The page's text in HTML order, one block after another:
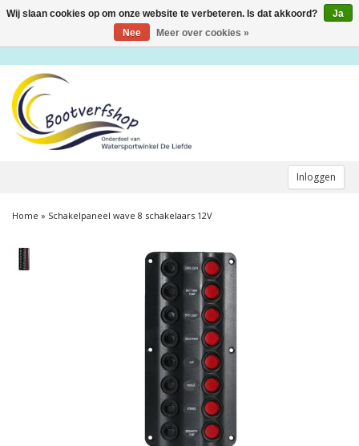
Inloggen
Toggle
Home » Schakelpaneel wave 8 schakelaars 12V
Wij slaan cookies op om onze website te verbeteren. Is dat akkoord?
Ja
Nee
Meer over cookies »